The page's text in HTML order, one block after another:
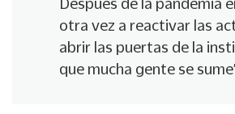
Después de la pandemia
otra vez a reactivar las
abrir las puertas de la
que mucha gente se